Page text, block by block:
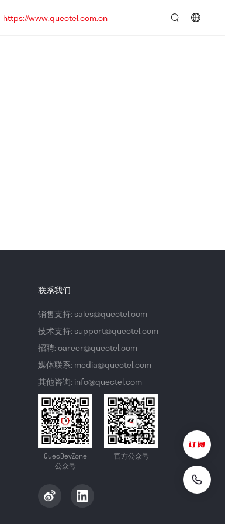
https://www.quectel.com.cn
联系我们
销售支持: sales@quectel.com
技术支持: support@quectel.com
招聘: career@quectel.com
媒体联系: media@quectel.com
其他咨询: info@quectel.com
QuecDevZone
公众号
官方公众号